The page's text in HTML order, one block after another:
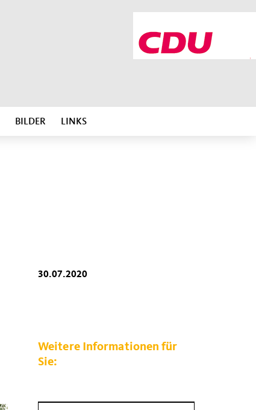
BILDER LINKS
30.07.2020
Weitere Informationen für
Sie: